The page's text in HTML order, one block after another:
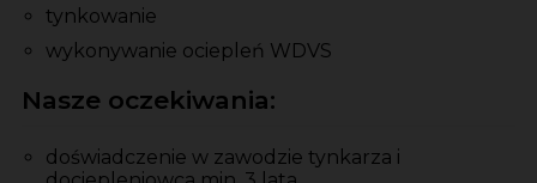
tynkowanie
wykonywanie ociepleń WDVS
Nasze oczekiwania:
doświadczenie w zawodzie tynkarza i